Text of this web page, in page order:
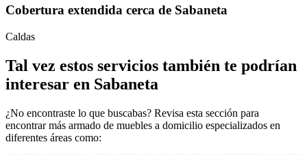
Cobertura extendida cerca de Sabaneta
Caldas
Tal vez estos servicios también te podrían
interesar en Sabaneta
¿No encontraste lo que buscabas? Revisa esta sección para
encontrar más armado de muebles a domicilio especializados en
diferentes áreas como: